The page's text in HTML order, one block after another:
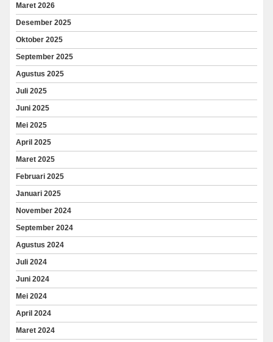
Maret 2026
Desember 2025
Oktober 2025
September 2025
Agustus 2025
Juli 2025
Juni 2025
Mei 2025
April 2025
Maret 2025
Februari 2025
Januari 2025
November 2024
September 2024
Agustus 2024
Juli 2024
Juni 2024
Mei 2024
April 2024
Maret 2024